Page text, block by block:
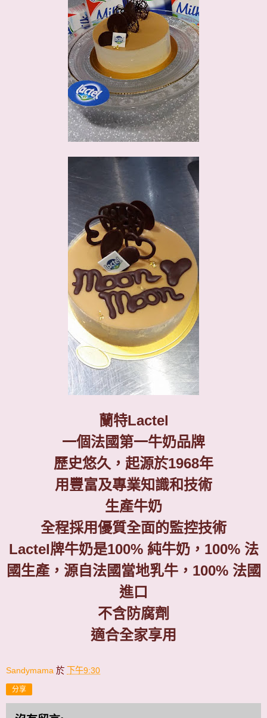
蘭特Lactel
一個法國第一牛奶品牌
歷史悠久，起源於1968年
用豐富及專業知識和技術
生產牛奶
全程採用優質全面的監控技術
Lactel牌牛奶是100% 純牛奶， 100% 法
國生產，源自法國當地乳牛， 100% 法國
進口
不含防腐劑
適合全家享用
Sandymama 於 下午9:30
分享